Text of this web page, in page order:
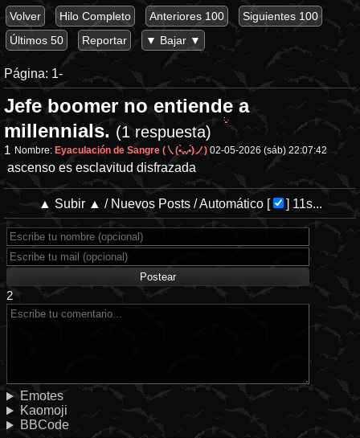
Volver Hilo Completo Anteriores 100
Siguientes 100
Últimos 50
Reportar ▼ Bajar ▼
Página: 1-
Jefe boomer no entiende a
millennials. (1 respuesta)
1 Nombre: Eyaculación de Sangre (㇏(•̀ᵥᵥ•́)ノ) 02-05-2026 (sáb) 22:07:42
ascenso es esclavitud disfrazada
▲ Subir ▲ / Nuevos Posts/Automático[ ] 11s...
2
Emotes
Kaomoji
BBCode